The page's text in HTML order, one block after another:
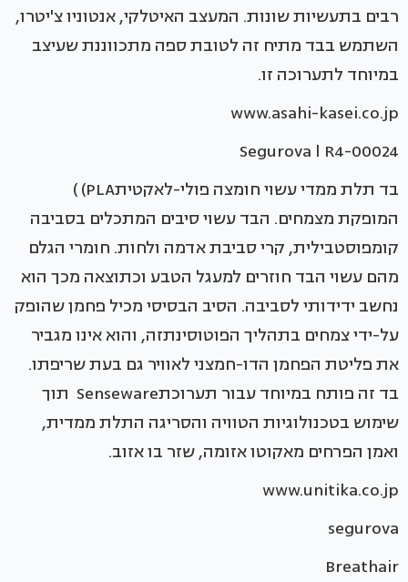
רבים בתעשיות שונות. המעצב האיטלקי, אנטוניו צ'יטרו,
השתמש בבד מתיח זה לטובת ספה מתכווננת שעיצב
במיוחד לתערוכה זו.
www.asahi-kasei.co.jp
Segurova l R4-00024
בד תלת ממדי עשוי חומצה פולי-לאקטיתPLA) )
המופקת מצמחים. הבד עשוי סיבים המתכלים בסביבה
קומפוסטבילית, קרי סביבת אדמה ולחות. חומרי הגלם
מהם עשוי הבד חוזרים למעגל הטבע וכתוצאה מכך הוא
נחשב ידידותי לסביבה. הסיב הבסיסי מכיל פחמן שהופק
על-ידי צמחים בתהליך הפוטוסינתזה, והוא אינו מגביר
את פליטת הפחמן הדו-חמצני לאוויר גם בעת שריפתו.
בד זה פותח במיוחד עבור תערוכתSenseware תוך
שימוש בטכנולוגיות הטוויה והסריגה התלת ממדית,
ואמן הפרחים מאקוטו אזומה, שזר בו אזוב.
www.unitika.co.jp
segurova
Breathair